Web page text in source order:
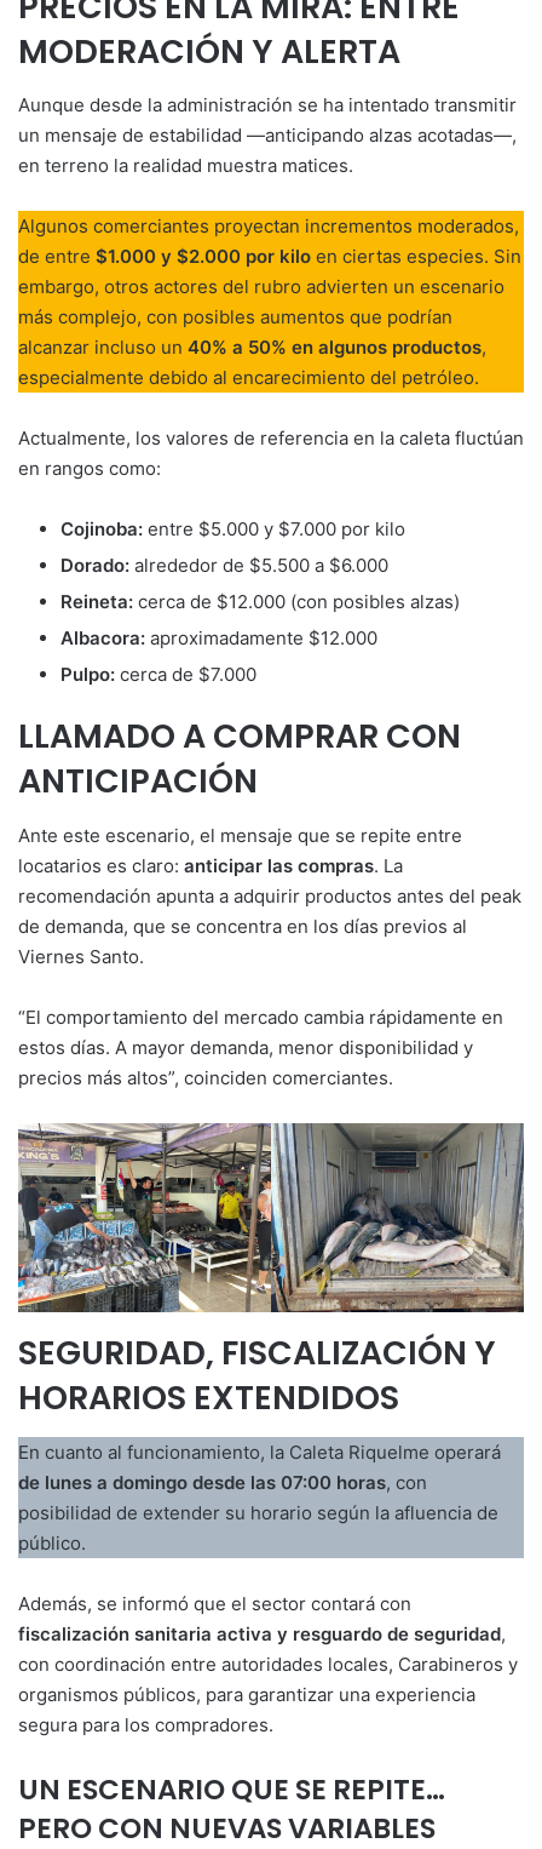
MODERACIÓN Y ALERTA
Aunque desde la administración se ha intentado transmitir
un mensaje de estabilidad —anticipando alzas acotadas—,
en terreno la realidad muestra matices.
Algunos comerciantes proyectan incrementos moderados,
de entre $1.000 y $2.000 por kilo en ciertas especies. Sin
embargo, otros actores del rubro advierten un escenario
más complejo, con posibles aumentos que podrían
alcanzar incluso un 40% a 50% en algunos productos,
especialmente debido al encarecimiento del petróleo.
Actualmente, los valores de referencia en la caleta fluctúan
en rangos como:
Cojinoba: entre $5.000 y $7.000 por kilo
Dorado: alrededor de $5.500 a $6.000
Reineta: cerca de $12.000 (con posibles alzas)
Albacora: aproximadamente $12.000
Pulpo: cerca de $7.000
LLAMADO A COMPRAR CON
ANTICIPACIÓN
Ante este escenario, el mensaje que se repite entre
locatarios es claro: anticipar las compras. La
recomendación apunta a adquirir productos antes del peak
de demanda, que se concentra en los días previos al
Viernes Santo.
“El comportamiento del mercado cambia rápidamente en
estos días. A mayor demanda, menor disponibilidad y
precios más altos”, coinciden comerciantes.
SEGURIDAD, FISCALIZACIÓN Y
HORARIOS EXTENDIDOS
En cuanto al funcionamiento, la Caleta Riquelme operará
de lunes a domingo desde las 07:00 horas, con
posibilidad de extender su horario según la afluencia de
público.
Además, se informó que el sector contará con
fiscalización sanitaria activa y resguardo de seguridad,
con coordinación entre autoridades locales, Carabineros y
organismos públicos, para garantizar una experiencia
segura para los compradores.
UN ESCENARIO QUE SE REPITE…
PERO CON NUEVAS VARIABLES